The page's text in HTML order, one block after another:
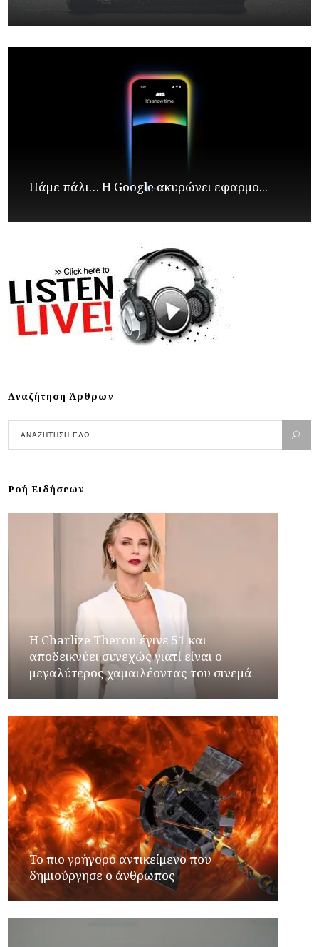
Πάμε πάλι… Η Google ακυρώνει εφαρμο...
Αναζήτηση Άρθρων
Ροή Ειδήσεων
Η Charlize Theron έγινε 51 και
αποδεικνύει συνεχώς γιατί είναι ο
μεγαλύτερος χαμαιλέοντας του σινεμά
Το πιο γρήγορο αντικείμενο που
δημιούργησε ο άνθρωπος